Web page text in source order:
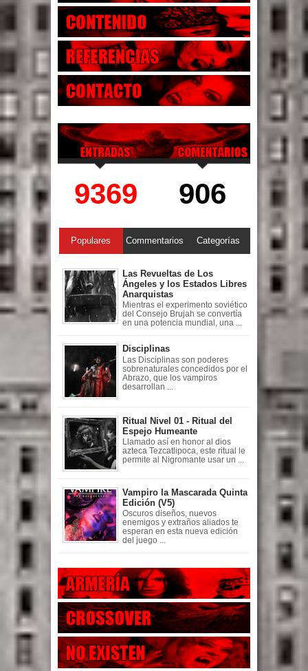
9369 906
Populares Commentarios Categorías
Las Revueltas de Los
Ángeles y los Estados Libres
Anarquistas
Mientras el experimento soviético
del Consejo Brujah se convertía
en una potencia mundial, una ...
Disciplinas
Las Disciplinas son poderes
sobrenaturales concedidos por el
Abrazo, que los vampiros
desarrollan ...
Ritual Nivel 01 - Ritual del
Espejo Humeante
Llamado así en honor al dios
azteca Tezcatlipoca, este ritual le
permite al Nigromante usar un ...
Vampiro la Mascarada Quinta
Edición (V5)
Oscuros diseños, nuevos
enemigos y extraños aliados te
esperan en esta nueva edición
del juego ...